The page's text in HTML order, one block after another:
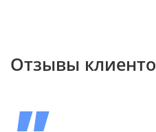
Отзывы